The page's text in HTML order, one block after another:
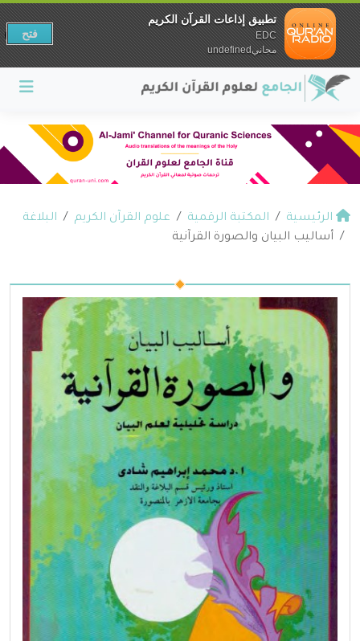
الرئيسية المكتبة الرقمية علوم القرآن الكريم
البلاغة
أساليب البيان والصورة القرآنية
تطبيق إذاعات القرآن الكريم
EDC
مجانيundefined
فتح